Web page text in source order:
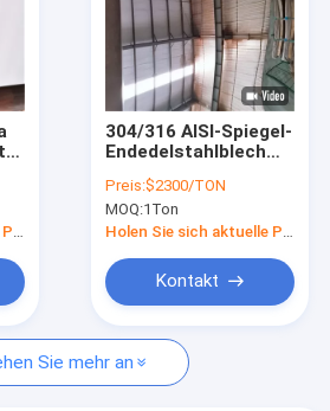
316l
304
Holen Sie sich aktuelle Preis
304/316 AISI-Spiegel-
Endedelstahlblech
Preis:$2300/TON
MOQ:1Ton
Holen Sie sich aktuelle Preis
Kontakt
Sie mehr an